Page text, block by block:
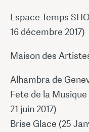
Espace Temps
16 décembre 2017)
Maison des
Alhambra de
Fete de la
21 juin 2017)
Brise Glace (25